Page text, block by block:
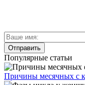
Популярные статьи
Причины месячных с